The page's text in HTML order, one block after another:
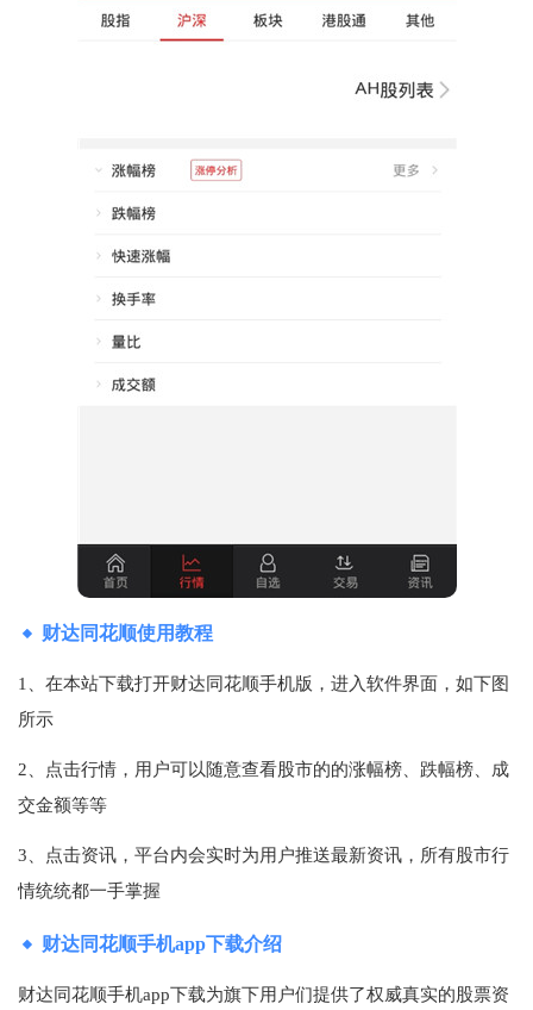
财达同花顺使用教程
1、在本站下载打开财达同花顺手机版，进入软件界面，如下图
所示
2、点击行情，用户可以随意查看股市的的涨幅榜、跌幅榜、成
交金额等等
3、点击资讯，平台内会实时为用户推送最新资讯，所有股市行
情统统都一手掌握
财达同花顺手机app下载介绍
财达同花顺手机app下载为旗下用户们提供了权威真实的股票资